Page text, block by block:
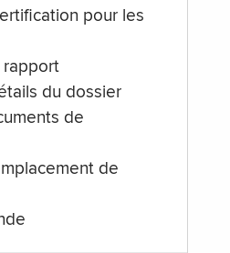
pour les
rapport
du dossier
de
de